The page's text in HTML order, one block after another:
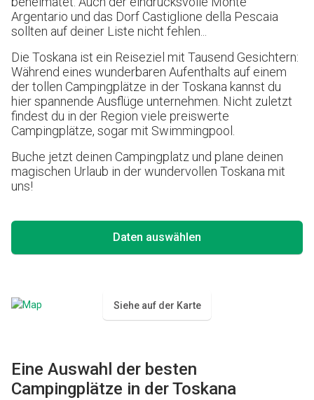
Argentario und das Dorf Castiglione della Pescaia
sollten auf deiner Liste nicht fehlen...
Die Toskana ist ein Reiseziel mit Tausend Gesichtern:
Während eines wunderbaren Aufenthalts auf einem
der tollen Campingplätze in der Toskana kannst du
hier spannende Ausflüge unternehmen. Nicht zuletzt
findest du in der Region viele preiswerte
Campingplätze, sogar mit Swimmingpool.
Buche jetzt deinen Campingplatz und plane deinen
magischen Urlaub in der wundervollen Toskana mit
uns!
Siehe auf der Karte
Daten auswählen
Eine Auswahl der besten
Campingplätze in der Toskana